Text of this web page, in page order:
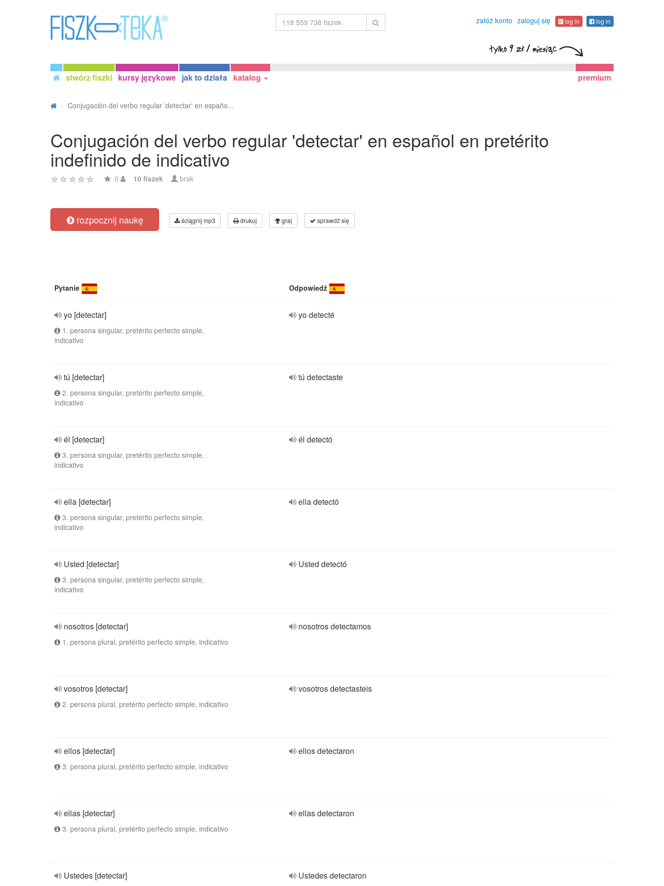
załóż konto zaloguj się log in log in
stwórz fiszki kursy językowe jak to działa katalog premium
Conjugación del verbo regular 'detectar' en españo...
Conjugación del verbo regular 'detectar' en español en pretérito
indefinido de indicativo
0 10 fiszek brak
rozpocznij naukę ściągnij mp3 drukuj graj sprawdź się
Pytanie Odpowiedź
yo [detectar]
1. persona singular, pretérito perfecto simple,
indicativo
yo detecté
tú [detectar]
2. persona singular, pretérito perfecto simple,
indicativo
tú detectaste
él [detectar]
3. persona singular, pretérito perfecto simple,
indicativo
él detectó
ella [detectar]
3. persona singular, pretérito perfecto simple,
indicativo
ella detectó
Usted [detectar]
3. persona singular, pretérito perfecto simple,
indicativo
Usted detectó
nosotros [detectar]
1. persona plural, pretérito perfecto simple, indicativo
nosotros detectamos
vosotros [detectar]
2. persona plural, pretérito perfecto simple, indicativo
vosotros detectasteis
ellos [detectar]
3. persona plural, pretérito perfecto simple, indicativo
ellos detectaron
ellas [detectar]
3. persona plural, pretérito perfecto simple, indicativo
ellas detectaron
Ustedes [detectar] Ustedes detectaron